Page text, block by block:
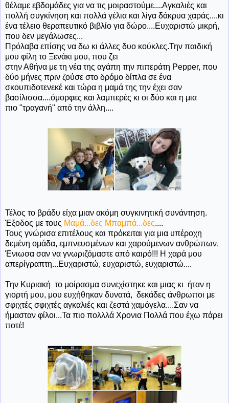
θέλαμε εβδομάδες για να τις μοιραστούμε....Αγκαλιές και
πολλή συγκίνηση και πολλά γέλια και λίγα δάκρυα χαράς....κι
ένα τέλειο θεραπευτικό βιβλίο για δώρο....Ευχαριστώ μικρή,
που δεν μεγάλωσες...
Πρόλαβα επίσης να δω κι άλλες δυο κούκλες.Την παιδική
μου φίλη το Ξενάκι μου, που ζει
στην Αθήνα με τη νέα της αγάπη την πιπεράτη Pepper, που
δύο μήνες πριν ζούσε στο δρόμο δίπλα σε ένα
σκουπιδοτενεκέ και τώρα η μαμά της την έχει σαν
βασίλισσα....όμορφες και λαμπερές κι οι δύο και η μια
πιο "τραγανή" από την άλλη....
Τέλος το βράδυ είχα μιαν ακόμη συγκινητική συνάντηση.
Έξοδος με τους Μαμά...δες Μπαμπά...δες....
Τους γνώρισα επιτέλους και πρόκειται για μια υπέροχη
δεμένη ομάδα, εμπνευσμένων και χαρούμενων ανθρώπων.
Ένιωσα σαν να γνωριζόμαστε από καιρό!!! Η χαρά μου
απερίγραπτη...Ευχαριστώ, ευχαριστώ, ευχαριστώ....
Την Κυριακή το μοίρασμα συνεχίστηκε και μιας κι ήταν η
γιορτή μου, μου ευχήθηκαν δυνατά, δεκάδες άνθρωποι με
σφιχτές σφιχτές αγκαλιές και ζεστά χαμόγελα....Σαν να
ήμασταν φίλοι...Τα πιο πολλλά Χρονια Πολλά που έχω πάρει
ποτέ!